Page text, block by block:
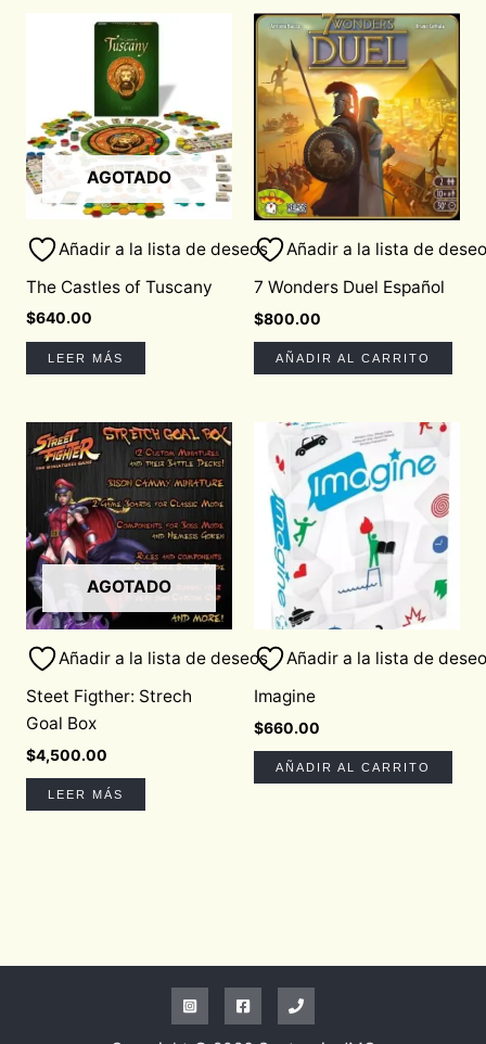
AGOTADO
Añadir a la lista de deseos
The Castles of Tuscany
$640.00
LEER MÁS
Añadir a la lista de
7 Wonders Duel Español
$800.00
AÑADIR AL CARRITO
AGOTADO
Añadir a la lista de deseos
Steet Figther: Strech
Goal Box
$4,500.00
LEER MÁS
Añadir a la lista de
Imagine
$660.00
AÑADIR AL CARRITO